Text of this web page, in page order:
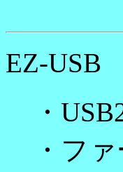
EZ-USB
・
・フ